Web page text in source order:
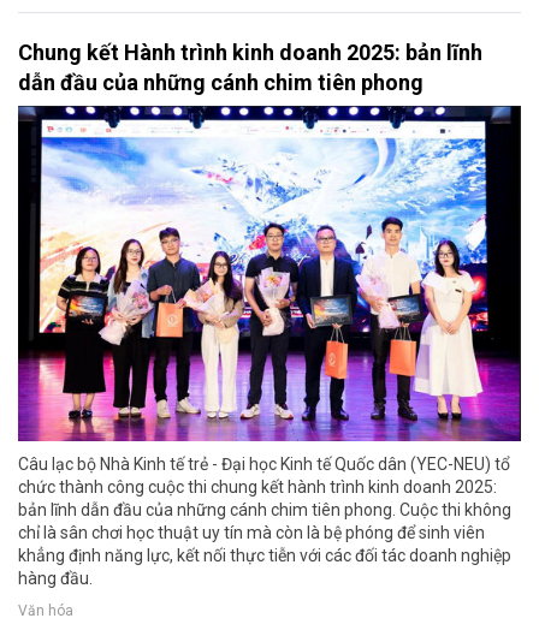
Chung kết Hành trình kinh doanh 2025: bản lĩnh
dẫn đầu của những cánh chim tiên phong
Câu lạc bộ Nhà Kinh tế trẻ - Đại học Kinh tế Quốc dân (YEC-NEU) tổ
chức thành công cuộc thi chung kết hành trình kinh doanh 2025:
bản lĩnh dẫn đầu của những cánh chim tiên phong. Cuộc thi không
chỉ là sân chơi học thuật uy tín mà còn là bệ phóng để sinh viên
khẳng định năng lực, kết nối thực tiễn với các đối tác doanh nghiệp
hàng đầu.
Văn hóa